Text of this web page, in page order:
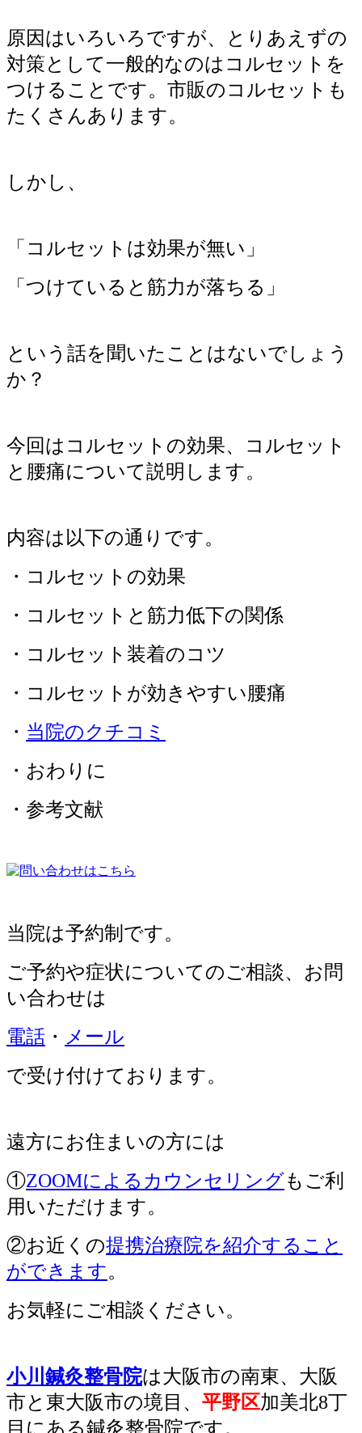
原因はいろいろですが、とりあえずの
対策として一般的なのはコルセットを
つけることです。市販のコルセットも
たくさんあります。
しかし、
「コルセットは効果が無い」
「つけていると筋力が落ちる」
という話を聞いたことはないでしょう
か？
今回はコルセットの効果、コルセット
と腰痛について説明します。
内容は以下の通りです。
・コルセットの効果
・コルセットと筋力低下の関係
・コルセット装着のコツ
・コルセットが効きやすい腰痛
・ 当院のクチコミ
・おわりに
・参考文献
当院は予約制です。
ご予約や症状についてのご相談、 お問
い合わせは
電話 ・ メール
で受け付けております。
遠方にお住まいの方には
①ZOOMによるカウンセリングもご利
用いただけます。
②お近くの提携治療院を紹介すること
ができます。
お気軽にご相談ください。
小川鍼灸整骨院は大阪市の南東、大阪
市と東大阪市の境目、 平野区加美北8丁
目にある鍼灸整骨院です。